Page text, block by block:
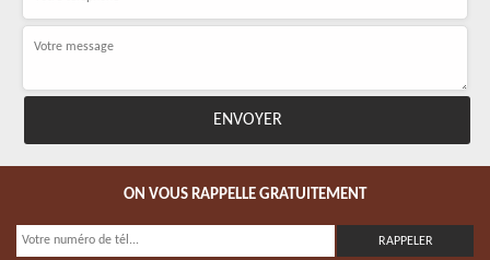
ON VOUS RAPPELLE GRATUITEMENT